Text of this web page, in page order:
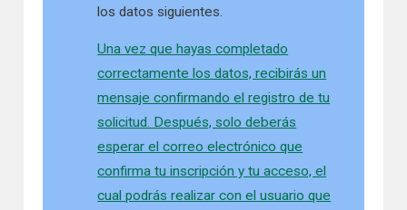
los datos siguientes.
Una vez que hayas completado
correctamente los datos, recibirás un
mensaje confirmando el registro de tu
solicitud. Después, solo deberás
esperar el correo electrónico que
confirma tu inscripción y tu acceso, el
cual podrás realizar con el usuario que